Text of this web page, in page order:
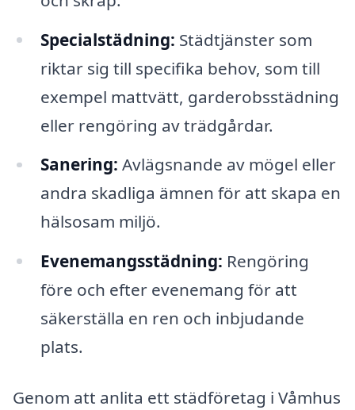
Specialstädning: Städtjänster som
riktar sig till specifika behov, som till
exempel mattvätt, garderobsstädning
eller rengöring av trädgårdar.
Sanering: Avlägsnande av mögel eller
andra skadliga ämnen för att skapa en
hälsosam miljö.
Evenemangsstädning: Rengöring
före och efter evenemang för att
säkerställa en ren och inbjudande
plats.
Genom att anlita ett städföretag i Våmhus